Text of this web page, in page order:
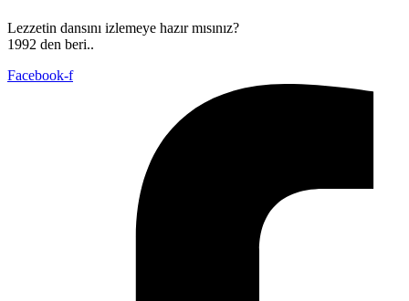
Lezzetin dansını izlemeye hazır mısınız?
1992 den beri..
Facebook-f